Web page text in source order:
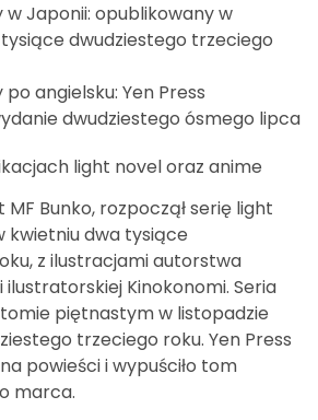
Japonii: opublikowany w
dwudziestego trzeciego
angielsku: Yen Press
dwudziestego ósmego lipca
light novel oraz anime
Bunko, rozpoczął serię light
kwietniu dwa tysiące
z ilustracjami autorstwa
Kinokonomi. Seria
tomie piętnastym w listopadzie
trzeciego roku. Yen Press
powieści i wypuściło tom
marca.